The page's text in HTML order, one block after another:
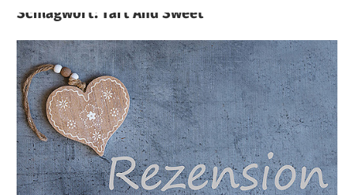
Schlagwort: Tart And Sweet